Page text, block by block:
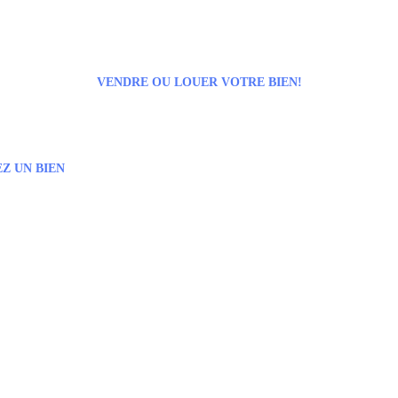
VENDRE OU LOUER VOTRE BIEN!
UN BIEN